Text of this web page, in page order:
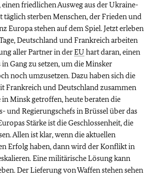
einen friedlichen Ausweg aus der Ukraine-
täglich sterben Menschen, der Frieden und
Europa stehen auf dem Spiel. Jetzt erleben
Deutschland und Frankreich arbeiten
aller Partner in derEU hart daran, einen
Gang zu setzen, um die Minsker
noch umzusetzen. Dazu haben sich die
Frankreich und Deutschland zusammen
in Minsk getroffen, heute beraten die
und Regierungschefs in Brüssel über das
Stärke ist die Geschlossenheit, die
Allen ist klar, wenn die aktuellen
Erfolg haben, dann wird der Konflikt in
Eine militärische Lösung kann
Der Lieferung von Waffen stehen sehen